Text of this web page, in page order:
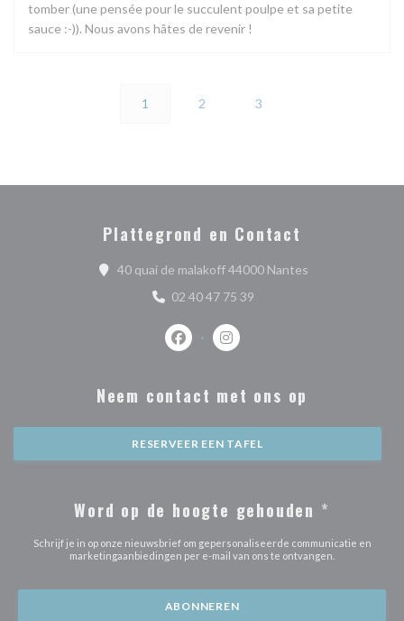
tomber (une pensée pour le succulent poulpe et sa petite
sauce :-)). Nous avons hâtes de revenir !
1 2 3
Plattegrond en Contact
40 quai de malakoff 44000 Nantes((opent in een
02 40 47 75 39
Facebook ((opent in een nieuw
Instagram ((opent in een
Neem contact met ons op
RESERVEER EEN TAFEL
Word op de hoogte gehouden *
Schrijf je in op onze nieuwsbrief om gepersonaliseerde communicatie en
marketingaanbiedingen per e-mail van ons te ontvangen.
ABONNEREN